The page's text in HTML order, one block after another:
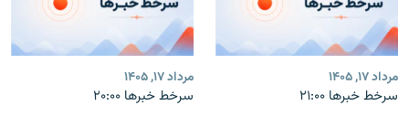
مرداد ۱۷, ۱۴۰۵
سرخط خبرها ۲۱:۰۰
مرداد ۱۷, ۱۴۰۵
سرخط خبرها ۲۰:۰۰